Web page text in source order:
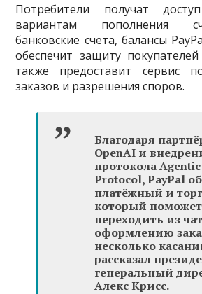
Потребители получат
вариантам пополнения
банковские счета, балансы
обеспечит защиту
также предоставит сервис
заказов и разрешения споров.
Благодаря
OpenAI и
протокола
Protocol, PayPal
платёжный и
который
переходить из
оформлению
несколько
рассказал
генеральный
Алекс Крисс.